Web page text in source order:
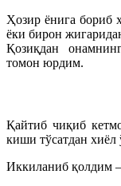
Ҳозир ёнига бориб
ёки бирон
Қозиқдан
томон юрдим.
Қайтиб чиқиб
киши тўсатдан
Иккиланиб қолдим